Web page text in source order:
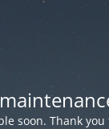
soon. Thank